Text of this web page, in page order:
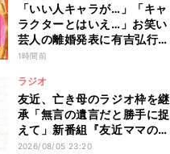
「いい人キャラが…」「キャ
ラクターとはいえ…」お笑い
芸人の離婚発表に有吉弘行が
胸中吐露
1時間前
ラジオ
友近、亡き母のラジオ枠を継
承「無言の遺言だと勝手に捉
えて」新番組『友近ママの娘
の魔法の引出し段取りしま
2026/08/05 23:20